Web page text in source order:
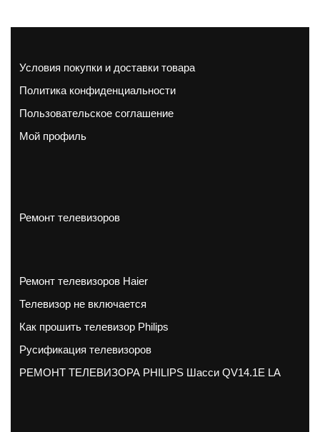
Условия покупки и доставки товара
Политика конфиденциальности
Пользовательское соглашение
Мой профиль
Ремонт телевизоров
Ремонт телевизоров Haier
Телевизор не включается
Как прошить телевизор Philips
Русификация телевизоров
РЕМОНТ ТЕЛЕВИЗОРА PHILIPS Шасси QV14.1E LA